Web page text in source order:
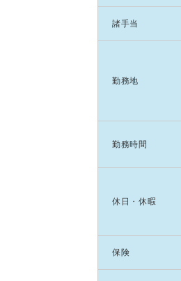
諸手当
勤務地
勤務時間
休日・休暇
保険